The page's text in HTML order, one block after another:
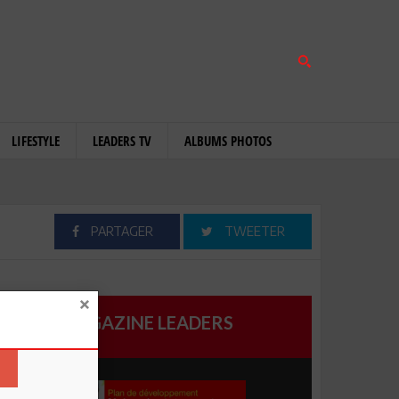
LIFESTYLE LEADERS TV ALBUMS PHOTOS
PARTAGER TWEETER
MAGAZINE LEADERS